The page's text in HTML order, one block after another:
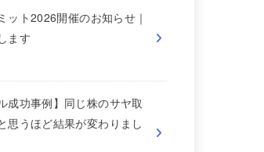
ット2026開催のお知らせ｜
ます
成功事例】同じ株のサヤ取
思うほど結果が変わりまし